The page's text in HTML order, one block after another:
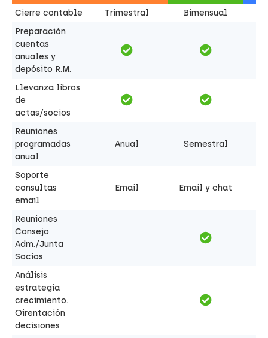
Cierre contable Trimestral
Bimensual
Preparación
cuentas
anuales y
depósito R.M.
Llevanza libros
de
actas/socios
Reuniones
programadas
anual
Anual Semestral
Soporte
consultas
email
Email Email y chat
Reuniones
Consejo
Adm./Junta
Socios
Análisis
estrategia
crecimiento.
Oirentación
decisiones